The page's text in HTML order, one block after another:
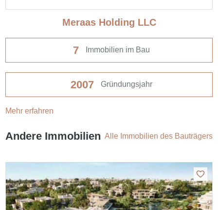
Meraas Holding LLC
7 Immobilien im Bau
2007 Gründungsjahr
Mehr erfahren
Andere Immobilien Alle Immobilien des Bauträgers